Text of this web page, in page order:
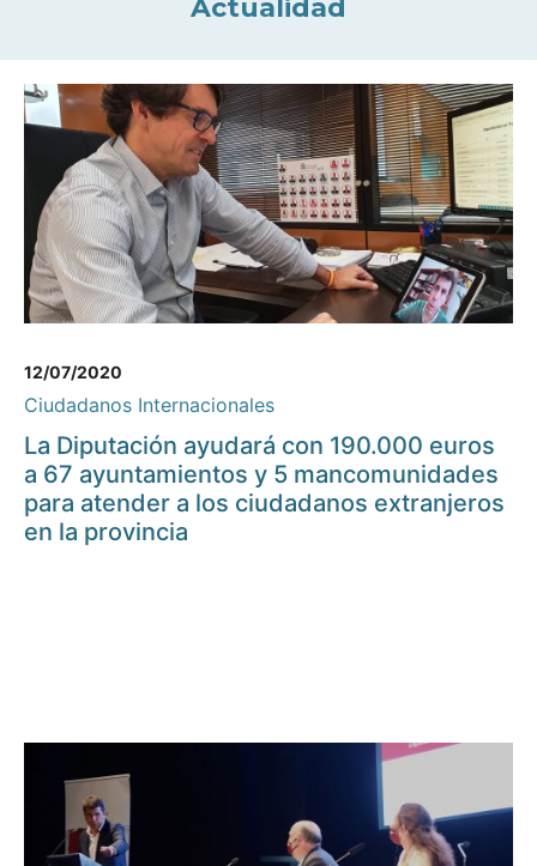
Actualidad
12/07/2020
Ciudadanos Internacionales
La Diputación ayudará con 190.000 euros
a 67 ayuntamientos y 5 mancomunidades
para atender a los ciudadanos extranjeros
en la provincia